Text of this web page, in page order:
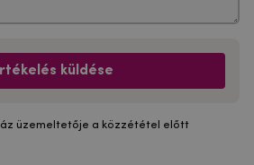
küldése
üzemeltetője a közzététel előtt